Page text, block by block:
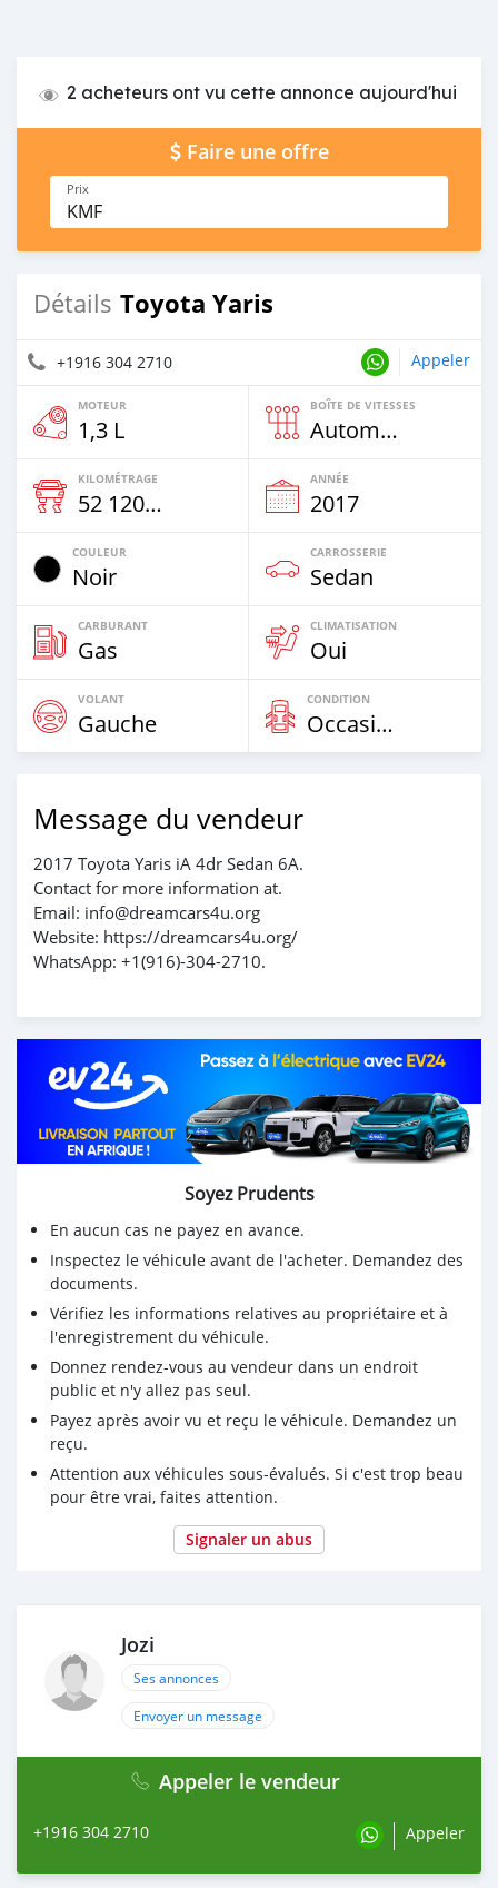
2 acheteurs ont vu cette annonce aujourd'hui
Faire une offre
Prix
KMF
Détails Toyota Yaris
+1916 304 2710 Appeler
MOTEUR
1,3 L
BOÎTE DE VITESSES
Automatique
KILOMÉTRAGE
52 120 Km
ANNÉE
2017
COULEUR
Noir
CARROSSERIE
Sedan
CARBURANT
Gas
CLIMATISATION
Oui
VOLANT
Gauche
CONDITION
Occasion
Message du vendeur
2017 Toyota Yaris iA 4dr Sedan 6A.
Contact for more information at.
Email: info@dreamcars4u.org
Website: https://dreamcars4u.org/
WhatsApp: ‪+1(916)-304-2710‬.
Soyez Prudents
En aucun cas ne payez en avance.
Inspectez le véhicule avant de l'acheter. Demandez des
documents.
Vérifiez les informations relatives au propriétaire et à
l'enregistrement du véhicule.
Donnez rendez-vous au vendeur dans un endroit
public et n'y allez pas seul.
Payez après avoir vu et reçu le véhicule. Demandez un
reçu.
Attention aux véhicules sous-évalués. Si c'est trop beau
pour être vrai, faites attention.
Signaler un abus
Jozi
Ses annonces
Envoyer un message
Appeler le vendeur
+1916 304 2710 Appeler